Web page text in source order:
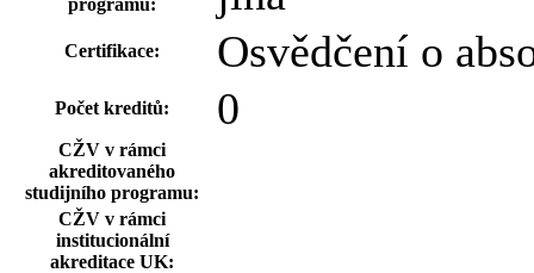
programu:
Certifikace: Osvědčení o
Počet kreditů: 0
CŽV v rámci
akreditovaného
studijního programu:
CŽV v rámci
institucionální
akreditace UK: